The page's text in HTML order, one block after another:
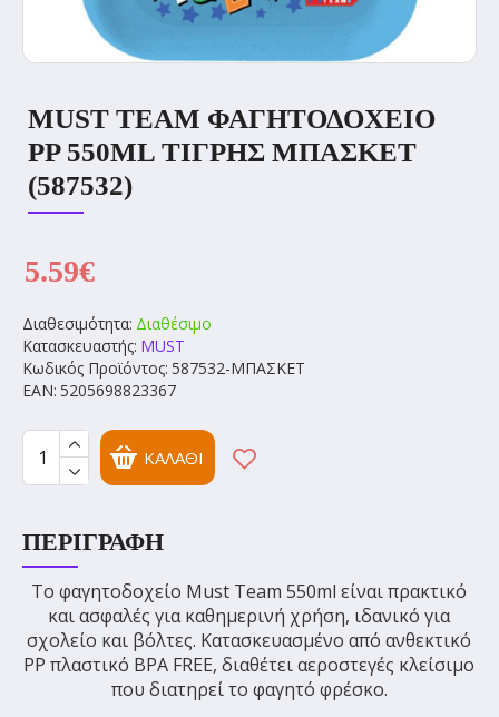
MUST ΤΕΑΜ ΦΑΓΗΤΟΔΟΧΕΙΟ
PP 550ML ΤΙΓΡΗΣ ΜΠΑΣΚΕΤ
(587532)
Διαθεσιμότητα: Διαθέσιμο
Κατασκευαστής: MUST
Κωδικός Προϊόντος: 587532-ΜΠΑΣΚΕΤ
EAN: 5205698823367
5.59€
ΚΑΛΆΘΙ
ΠΕΡΙΓΡΑΦΉ
Το φαγητοδοχείο Must Team 550ml είναι πρακτικό
και ασφαλές για καθημερινή χρήση, ιδανικό για
σχολείο και βόλτες. Κατασκευασμένο από ανθεκτικό
PP πλαστικό BPA FREE, διαθέτει αεροστεγές κλείσιμο
που διατηρεί το φαγητό φρέσκο.